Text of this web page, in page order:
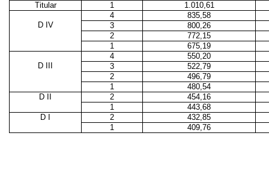
Titular
1
1.010,61
4
835,58
D IV
3
800,26
2
772,15
1
675,19
4
550,20
D III
3
522,79
2
496,79
1
480,54
D II
2
454,16
1
443,68
D I
2
432,85
1
409,76